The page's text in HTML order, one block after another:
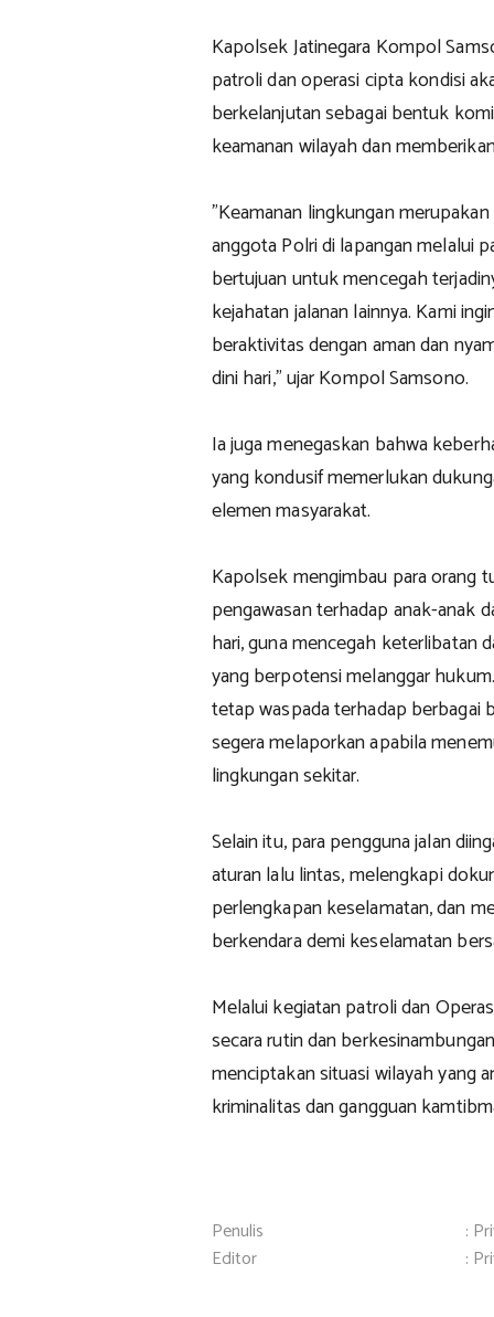
Kapolsek Jatinegara Kompol
patroli dan operasi cipta kondisi
berkelanjutan sebagai bentuk
keamanan wilayah dan
"Keamanan lingkungan
anggota Polri di lapangan melalui
bertujuan untuk mencegah
kejahatan jalanan lainnya. Kami
beraktivitas dengan aman dan
dini hari," ujar Kompol Samsono.
Ia juga menegaskan bahwa
yang kondusif memerlukan
elemen masyarakat.
Kapolsek mengimbau para orang
pengawasan terhadap anak-anak
hari, guna mencegah keterlibatan
yang berpotensi melanggar
tetap waspada terhadap berbagai
segera melaporkan apabila
lingkungan sekitar.
Selain itu, para pengguna jalan
aturan lalu lintas, melengkapi
perlengkapan keselamatan, dan
berkendara demi keselamatan
Melalui kegiatan patroli dan
secara rutin dan
menciptakan situasi wilayah yang
kriminalitas dan gangguan
Penulis
:
Editor
: